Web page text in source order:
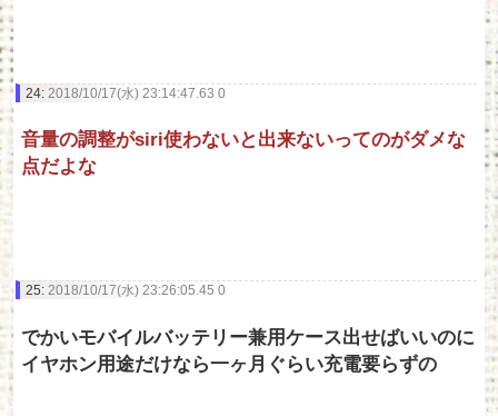
24: 2018/10/17(水) 23:14:47.63 0
音量の調整がsiri使わないと出来ないってのがダメな
点だよな
25: 2018/10/17(水) 23:26:05.45 0
でかいモバイルバッテリー兼用ケース出せばいいのに
イヤホン用途だけなら一ヶ月ぐらい充電要らずの